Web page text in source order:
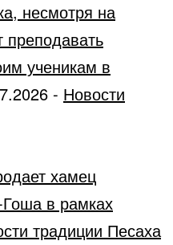
несмотря на
преподавать
ученикам в
- Новости
хамец
в рамках
традиции Песаха